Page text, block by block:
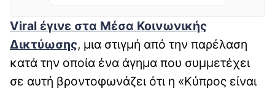
Viral έγινε στα Μέσα Κοινωνικής
Δικτύωσης, μια στιγμή από την παρέλαση
κατά την οποία ένα άγημα που συμμετέχει
σε αυτή βροντοφωνάζει ότι η «Κύπρος είναι